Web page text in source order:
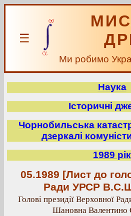
☰
Ми робимо
Наука
Історичні
Чорнобильська
дзеркалі
1989 рік
05.1989 [Лист до
Ради УРСР
Голові президії Верховної
Шановна Валентино